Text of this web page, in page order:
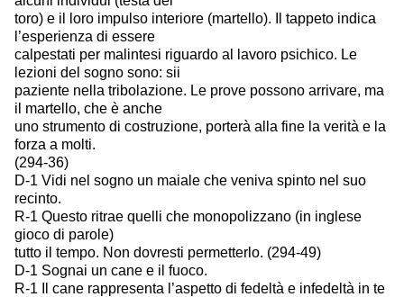
toro) e il loro impulso interiore (martello). Il tappeto indica
l’esperienza di essere
calpestati per malintesi riguardo al lavoro psichico. Le
lezioni del sogno sono: sii
paziente nella tribolazione. Le prove possono arrivare, ma
il martello, che è anche
uno strumento di costruzione, porterà alla fine la verità e la
forza a molti.
(294-36)
D-1 Vidi nel sogno un maiale che veniva spinto nel suo
recinto.
R-1 Questo ritrae quelli che monopolizzano (in inglese
gioco di parole)
tutto il tempo. Non dovresti permetterlo. (294-49)
D-1 Sognai un cane e il fuoco.
R-1 Il cane rappresenta l’aspetto di fedeltà e infedeltà in te